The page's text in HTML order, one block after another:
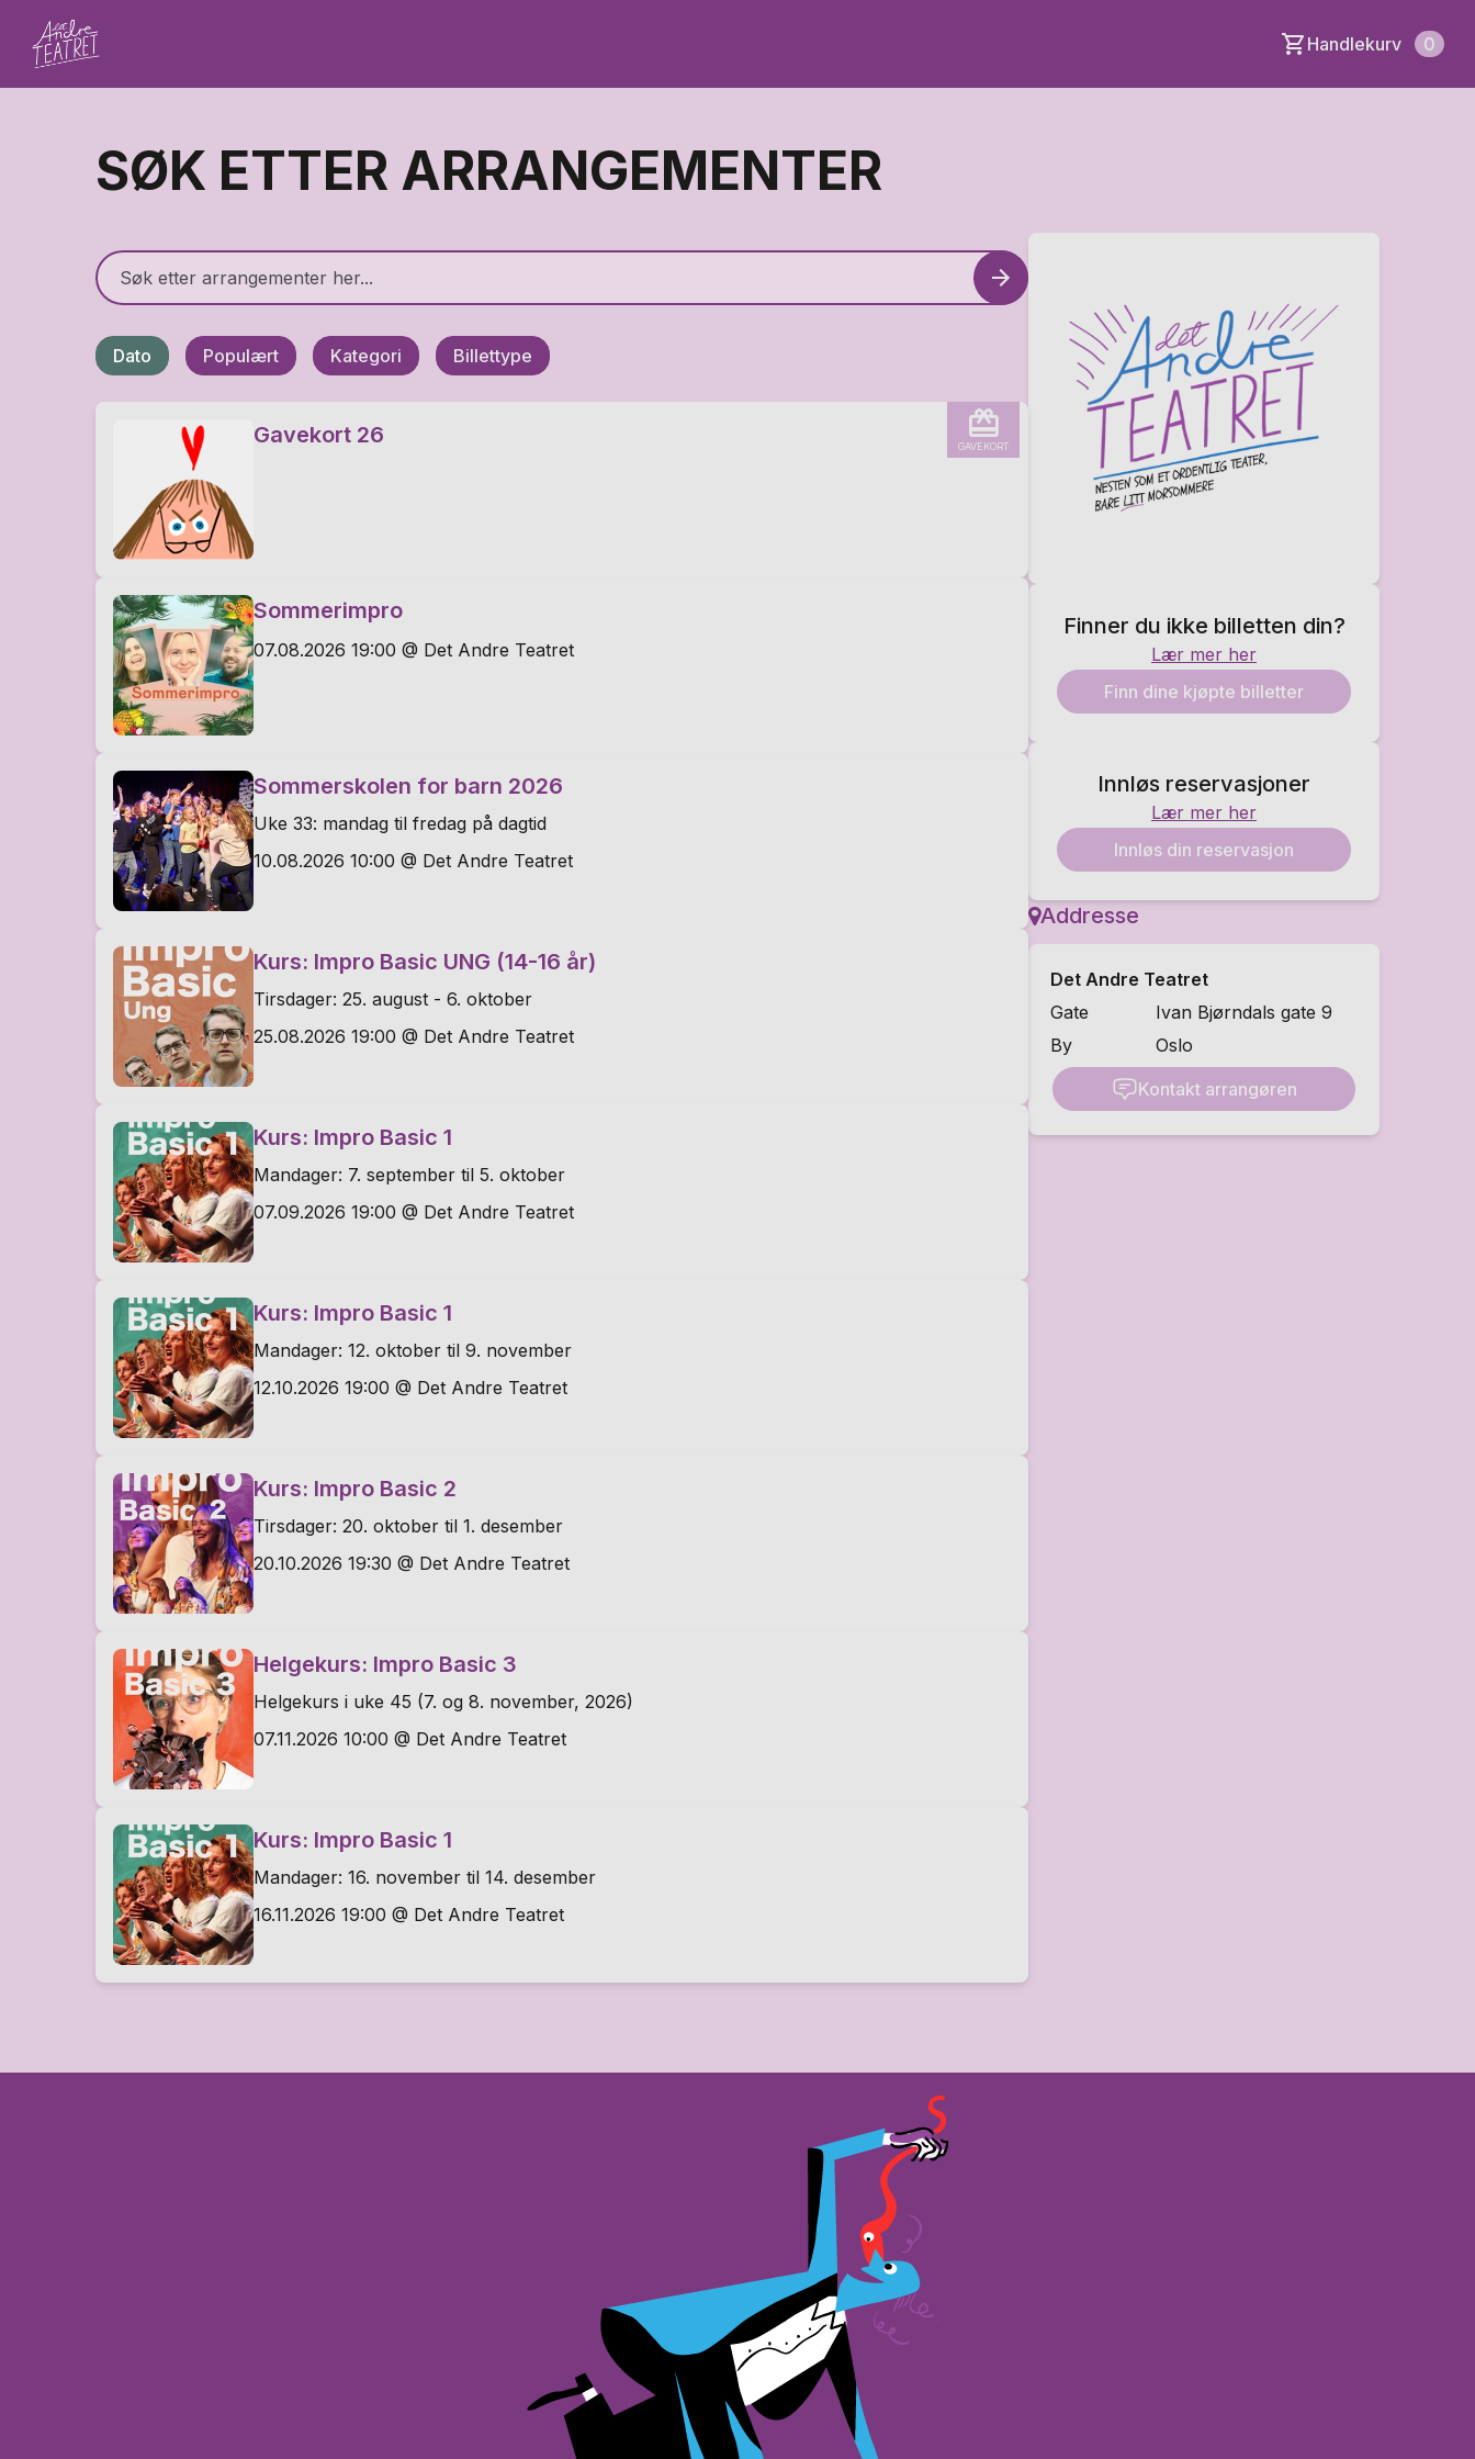
Handlekurv 0
SØK ETTER ARRANGEMENTER
Dato Populært Kategori Billettype
Gavekort 26 GAVEKORT
Sommerimpro
07.08.2026 19:00 @ Det Andre Teatret
Sommerskolen for barn 2026
Uke 33: mandag til fredag på dagtid
10.08.2026 10:00 @ Det Andre Teatret
Kurs: Impro Basic UNG (14-16 år)
Tirsdager: 25. august - 6. oktober
25.08.2026 19:00 @ Det Andre Teatret
Kurs: Impro Basic 1
Mandager: 7. september til 5. oktober
07.09.2026 19:00 @ Det Andre Teatret
Kurs: Impro Basic 1
Mandager: 12. oktober til 9. november
12.10.2026 19:00 @ Det Andre Teatret
Kurs: Impro Basic 2
Tirsdager: 20. oktober til 1. desember
20.10.2026 19:30 @ Det Andre Teatret
Helgekurs: Impro Basic 3
Helgekurs i uke 45 (7. og 8. november, 2026)
07.11.2026 10:00 @ Det Andre Teatret
Kurs: Impro Basic 1
Mandager: 16. november til 14. desember
16.11.2026 19:00 @ Det Andre Teatret
Finner du ikke billetten din?
Lær mer her
Finn dine kjøpte billetter
Innløs reservasjoner
Lær mer her
Innløs din reservasjon
Addresse
Det Andre Teatret
Gate
Ivan Bjørndals gate 9
By
Oslo
Kontakt arrangøren